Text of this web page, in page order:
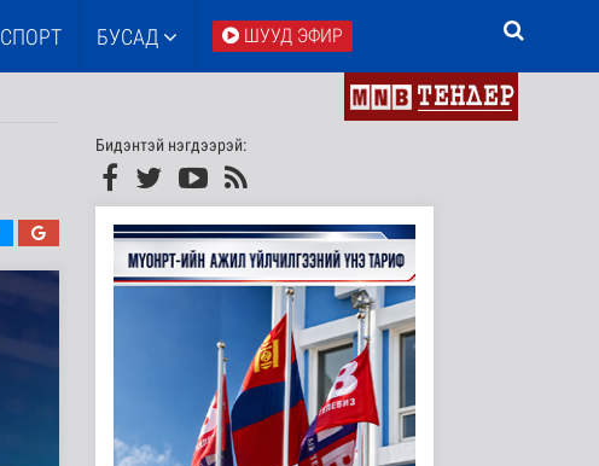
СПОРТ БУСАД ШУУД ЭФИР
Бидэнтэй нэгдээрэй: